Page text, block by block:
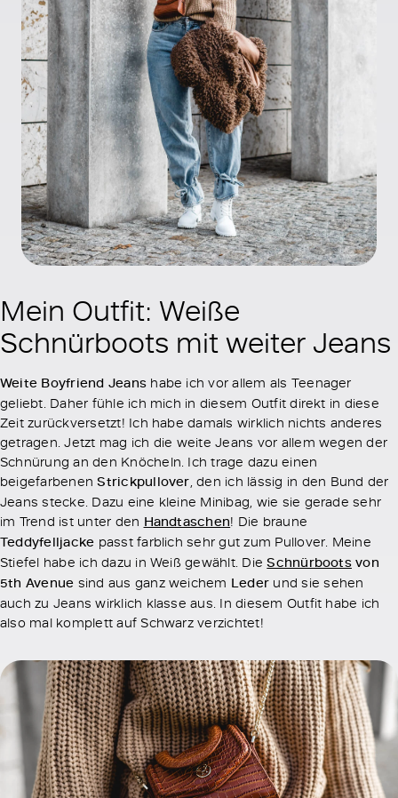
Mein Outfit: Weiße
Schnürboots mit weiter Jeans
Weite Boyfriend Jeans habe ich vor allem als Teenager
geliebt. Daher fühle ich mich in diesem Outfit direkt in diese
Zeit zurückversetzt! Ich habe damals wirklich nichts anderes
getragen. Jetzt mag ich die weite Jeans vor allem wegen der
Schnürung an den Knöcheln. Ich trage dazu einen
beigefarbenenStrickpullover , den ich lässig in den Bund der
Jeans stecke. Dazu eine kleine Minibag, wie sie gerade sehr
im Trend ist unter den Handtaschen! Die braune
Teddyfelljacke passt farblich sehr gut zum Pullover. Meine
Stiefel habe ich dazu in Weiß gewählt. DieSchnürbootsvon
5th Avenue sind aus ganz weichem Leder und sie sehen
auch zu Jeans wirklich klasse aus. In diesem Outfit habe ich
also mal komplett auf Schwarz verzichtet!